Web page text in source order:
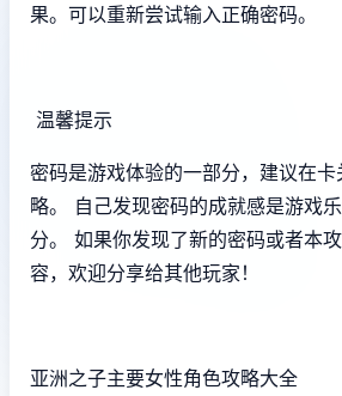
果。可以重新尝试输入正确密码。
温馨提示
密码是游戏体验的一部分，建议在
略。 自己发现密码的成就感是游戏
分。 如果你发现了新的密码或者本
容，欢迎分享给其他玩家！
亚洲之子主要女性角色攻略大全